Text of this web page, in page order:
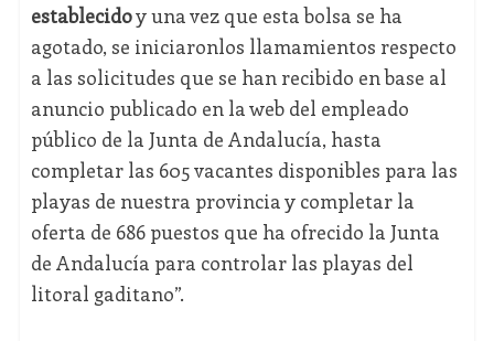
establecidoy una vez que esta bolsa se ha
agotado, se iniciaronlos llamamientos respecto
a las solicitudes que se han recibido en base al
anuncio publicado en la web del empleado
público de la Junta de Andalucía, hasta
completar las 605 vacantes disponibles para las
playas de nuestra provincia y completar la
oferta de 686 puestos que ha ofrecido la Junta
de Andalucía para controlar las playas del
litoral gaditano”.